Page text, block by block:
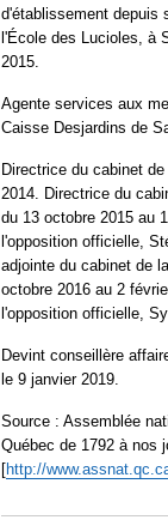
d'établissement depuis
l'École des Lucioles, à
2015.
Agente services aux
Caisse Desjardins de
Directrice du cabinet
2014. Directrice du
du 13 octobre 2015 au
l'opposition officielle,
adjointe du cabinet de
octobre 2016 au 2
l'opposition officielle,
Devint conseillère
le 9 janvier 2019.
Source : Assemblée
Québec de 1792 à nos
[http://